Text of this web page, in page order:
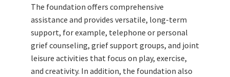
The foundation offers comprehensive
assistance and provides versatile, long-term
support, for example, telephone or personal
grief counseling, grief support groups, and joint
leisure activities that focus on play, exercise,
and creativity. In addition, the foundation also